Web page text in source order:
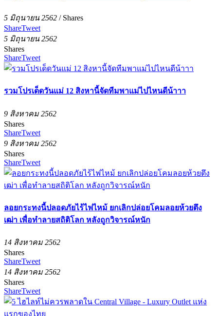
5 มิถุนายน 2562 / Shares
ShareTweet
5 มิถุนายน 2562
Shares
ShareTweet
รวมโปรเด็ดวันแม่ 12 สิงหานี้จัดทีมพาแม่ไปไหนดีน้าาา
9 สิงหาคม 2562
Shares
ShareTweet
9 สิงหาคม 2562
Shares
ShareTweet
ลอยกระทงนี้ปลอดภัยไร้ไฟไหม้ ยกเลิกปล่อยโคมลอยห้วยตึง
เฒ่า เพื่อทำลายสถิติโลก หลังถูกวิจารณ์หนัก
14 สิงหาคม 2562
Shares
ShareTweet
14 สิงหาคม 2562
Shares
ShareTweet